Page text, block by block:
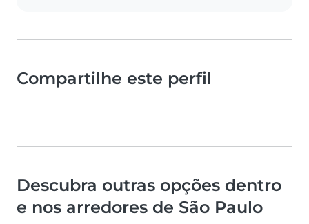
Compartilhe este perfil
Descubra outras opções dentro
e nos arredores de São Paulo